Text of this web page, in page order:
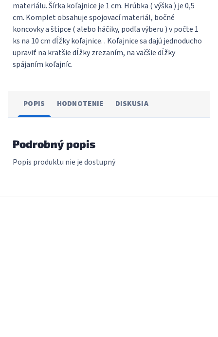
materiálu. Šírka koľajnice je 1 cm. Hrúbka ( výška ) je 0,5
cm. Komplet obsahuje spojovací materiál, bočné
koncovky a štipce ( alebo háčiky, podľa výberu ) v počte 1
ks na 10 cm dĺžky koľajnice. . Koľajnice sa dajú jednoducho
upraviť na kratšie dĺžky zrezaním, na väčšie dĺžky
spájaním koľajníc.
POPIS HODNOTENIE DISKUSIA
Podrobný popis
Popis produktu nie je dostupný